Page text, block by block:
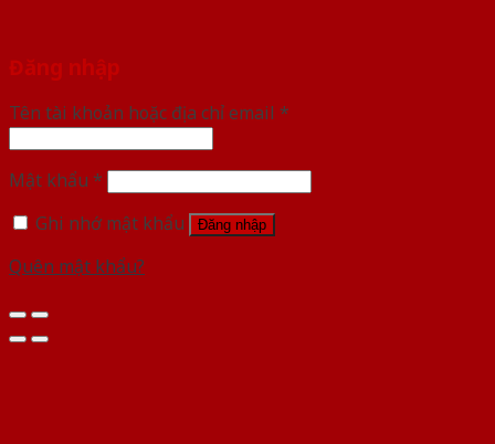
Đăng nhập
Tên tài khoản hoặc địa chỉ email *
Mật khẩu *
Ghi nhớ mật khẩu
Đăng nhập
Quên mật khẩu?